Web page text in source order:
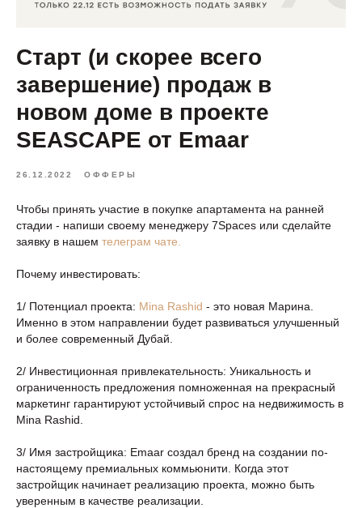
Старт (и скорее всего
завершение) продаж в
новом доме в проекте
SEASCAPE от Emaar
26.12.2022 ОФФЕРЫ
Чтобы принять участие в покупке апартамента на ранней
стадии - напиши своему менеджеру 7Spaces или сделайте
заявку в нашем телеграм чате.
Почему инвестировать:
1/ Потенциал проекта: Mina Rashid - это новая Марина.
Именно в этом направлении будет развиваться улучшенный
и более современный Дубай.
2/ Инвестиционная привлекательность: Уникальность и
ограниченность предложения помноженная на прекрасный
маркетинг гарантируют устойчивый спрос на недвижимость в
Mina Rashid.
3/ Имя застройщика: Emaar создал бренд на создании по-
настоящему премиальных коммьюнити. Когда этот
застройщик начинает реализацию проекта, можно быть
уверенным в качестве реализации.